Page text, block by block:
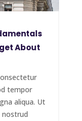
About
tempor
aliqua. Ut
nostrud